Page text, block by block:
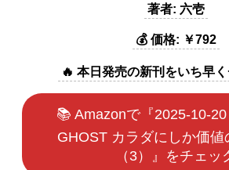
著者: 六壱
💰 価格: ￥792
🔥 本日発売の新刊をいち早く
📚 Amazonで『2025-10-
GHOST カラダにしか価値
（3）』をチェッ